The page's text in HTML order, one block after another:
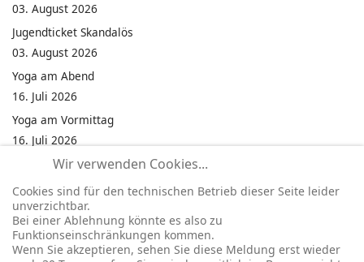
03. August 2026
Jugendticket Skandalös
03. August 2026
Yoga am Abend
16. Juli 2026
Yoga am Vormittag
16. Juli 2026
Pilates am Abend
16. Juli 2026
Jumping Fitness Intervall
16. Juli 2026
Jumping Fitness Erwachsene
Wir verwenden Cookies...
Cookies sind für den technischen Betrieb dieser Seite leider
unverzichtbar.
Bei einer Ablehnung könnte es also zu
Funktionseinschränkungen kommen.
Wenn Sie akzeptieren, sehen Sie diese Meldung erst wieder